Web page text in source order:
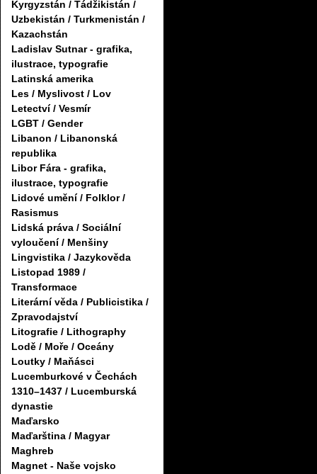
Kyrgyzstán / Tádžikistán /
Uzbekistán / Turkmenistán /
Kazachstán
Ladislav Sutnar - grafika,
ilustrace, typografie
Latinská amerika
Les / Myslivost / Lov
Letectví / Vesmír
LGBT / Gender
Libanon / Libanonská
republika
Libor Fára - grafika,
ilustrace, typografie
Lidové umění / Folklor /
Rasismus
Lidská práva / Sociální
vyloučení / Menšiny
Lingvistika / Jazykověda
Listopad 1989 /
Transformace
Literární věda / Publicistika /
Zpravodajství
Litografie / Lithography
Lodě / Moře / Oceány
Loutky / Maňásci
Lucemburkové v Čechách
1310–1437 / Lucemburská
dynastie
Maďarsko
Maďarština / Magyar
Maghreb
Magnet - Naše vojsko